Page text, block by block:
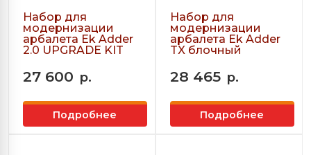
Набор для
модернизации
арбалета Ek Adder
2.0 UPGRADE KIT
27 600 р.
Подробнее
Набор для
модернизации
арбалета Ek Adder
TX блочный
28 465 р.
Подробнее